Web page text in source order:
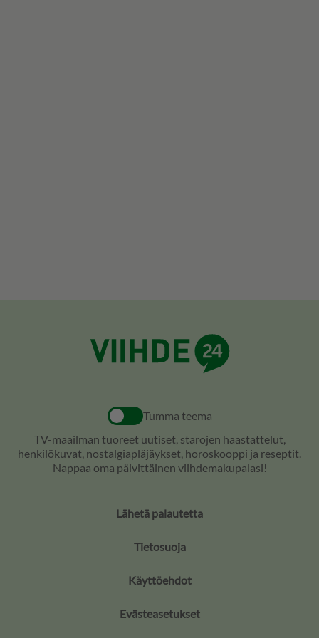
Tumma teema
TV-maailman tuoreet uutiset, starojen haastattelut,
henkilökuvat, nostalgiapläjäykset, horoskooppi ja reseptit.
Nappaa oma päivittäinen viihdemakupalasi!
Lähetä palautetta
Tietosuoja
Käyttöehdot
Evästeasetukset